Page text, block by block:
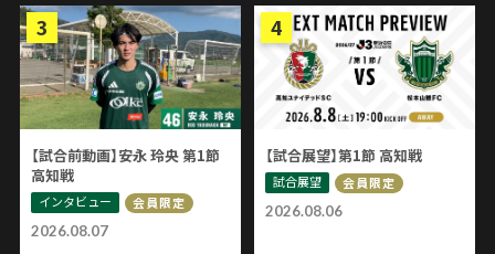
2026.08.07
【試合前動画】安永 玲央 第1節
高知戦
インタビュー 会員限定
2026.08.06
【試合展望】第1節 高知戦
試合展望 会員限定